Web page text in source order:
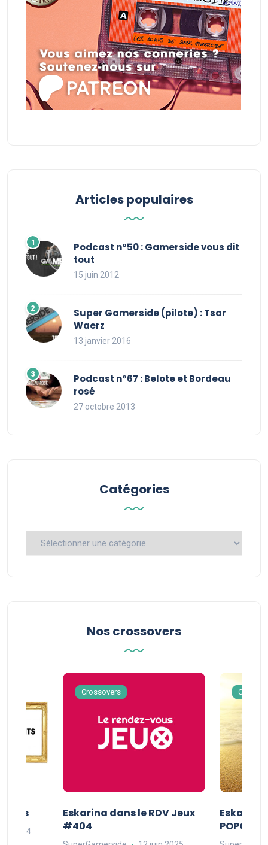
Articles populaires
Podcast n°50 : Gamerside vous dit
tout
15 juin 2012
Super Gamerside (pilote) : Tsar
Waerz
13 janvier 2016
Podcast n°67 : Belote et Bordeau
rosé
27 octobre 2013
Catégories
Catégories
Nos crossovers
2024
Crossovers
Eskarina dans le RDV Jeux
#404
Eskarina